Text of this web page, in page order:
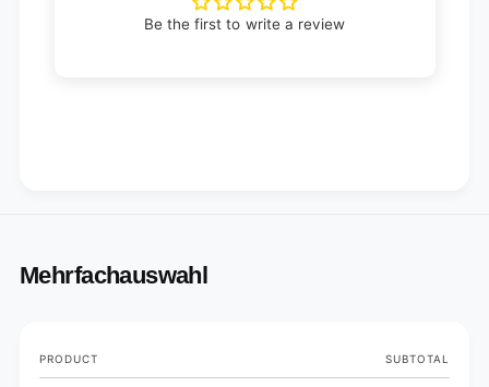
Be the first to write a review
Mehrfachauswahl
Your
cart
PRODUCT SUBTOTAL